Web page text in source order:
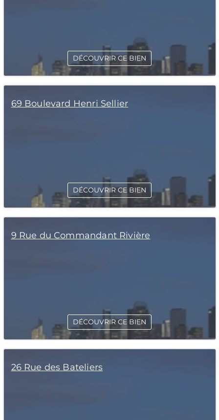
DÉCOUVRIR CE BIEN
69 Boulevard Henri Sellier
DÉCOUVRIR CE BIEN
9 Rue du Commandant Rivière
DÉCOUVRIR CE BIEN
26 Rue des Bateliers